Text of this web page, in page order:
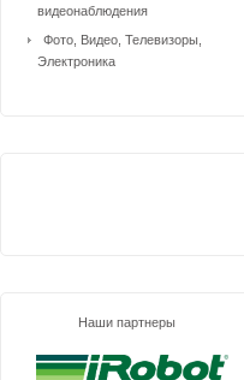
видеонаблюдения
Фото, Видео, Телевизоры,
Электроника
Наши партнеры